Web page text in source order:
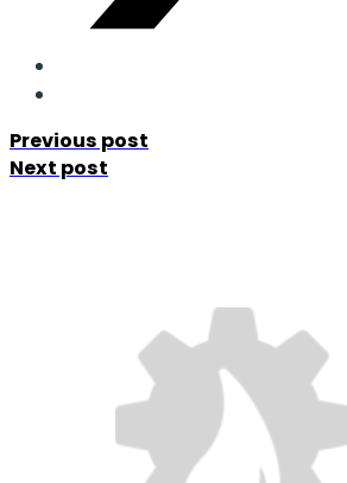
Previous post
Next post